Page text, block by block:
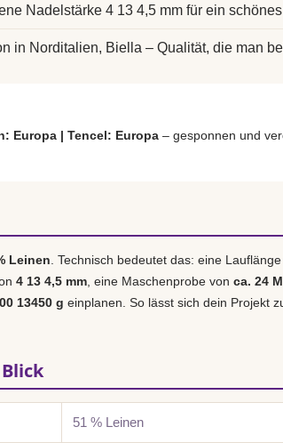
Nadelstärke 4 13 4,5 mm für ein
in Norditalien, Biella – Qualität, die man
Europa | Tencel: Europa – gesponnen und
Leinen . Technisch bedeutet das: eine
4 13 4,5 mm , eine Maschenprobe von ca. 24
13450 g einplanen. So lässt sich dein Projekt
51 % Leinen